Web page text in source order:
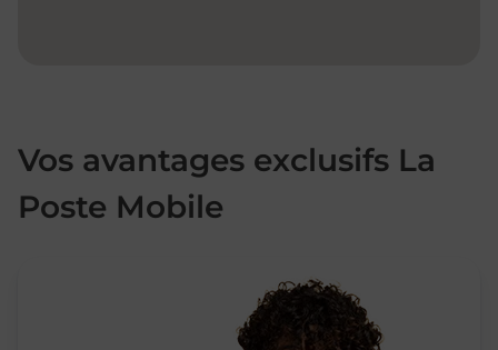
Vos avantages exclusifs La
Poste Mobile